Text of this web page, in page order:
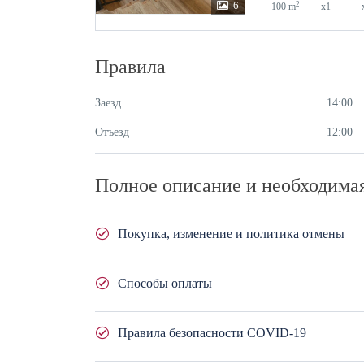
6 100 m2 x1
Правила
Заезд 14:00
Отъезд 12:00
Полное описание и
Покупка, изменение и политика отмены
оплачиваете оставшуюся часть стоимости услуги
В случае изменения даты оказания услуги, плата
Способы оплаты
драмах, рублях, долларах и евро.
Правила безопасности COVID-19